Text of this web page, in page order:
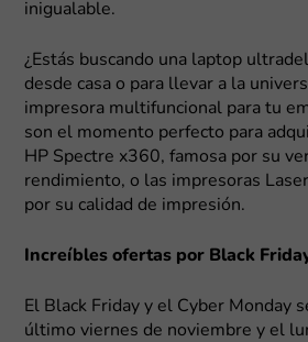
inigualable.
¿Estás buscando una laptop
desde casa o para llevar a la
impresora multifuncional para tu
son el momento perfecto para
HP Spectre x360, famosa por su
rendimiento, o las impresoras
por su calidad de impresión.
Increíbles ofertas por Black
El Black Friday y el Cyber Monday
último viernes de noviembre y el